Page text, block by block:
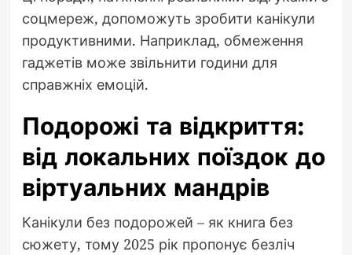
соцмереж, допоможуть зробити канікули
продуктивними. Наприклад, обмеження
гаджетів може звільнити години для
справжніх емоцій.
Подорожі та відкриття:
від локальних поїздок до
віртуальних мандрів
Канікули без подорожей – як книга без
сюжету, тому 2025 рік пропонує безліч